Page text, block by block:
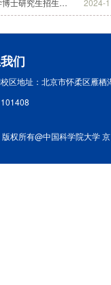
2024-
中国科学院大学前沿交叉科学学院2025年春季入学博士研究生招生网上报名公告
们
区地址：北京市怀柔区雁栖
版权所有@中国科学院大学